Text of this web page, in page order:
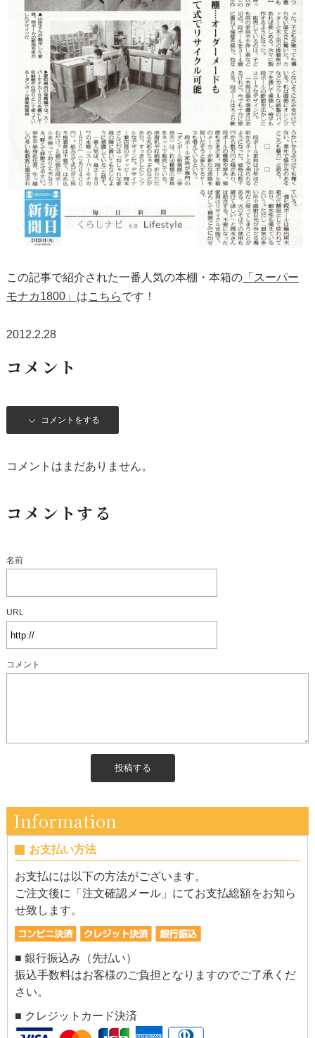
この記事で紹介された一番人気の本棚・本箱の「スーパー
モナカ1800」 はこちらです！
2012.2.28
コメント
コメントをする
コメントはまだありません。
コメントする
名前
URL
コメント
Information
お支払い方法
お支払には以下の方法がございます。
ご注文後に「注文確認メール」にてお支払総額をお知ら
せ致します。
■ 銀行振込み（先払い）
振込手数料はお客様のご負担となりますのでご了承くだ
さい。
■ クレジットカード決済